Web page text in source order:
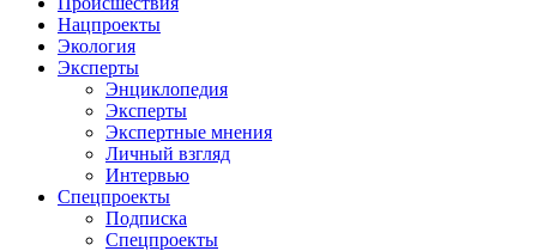
Нацпроекты
Экология
Эксперты
Энциклопедия
Эксперты
Экспертные мнения
Личный взгляд
Интервью
Спецпроекты
Подписка
Спецпроекты